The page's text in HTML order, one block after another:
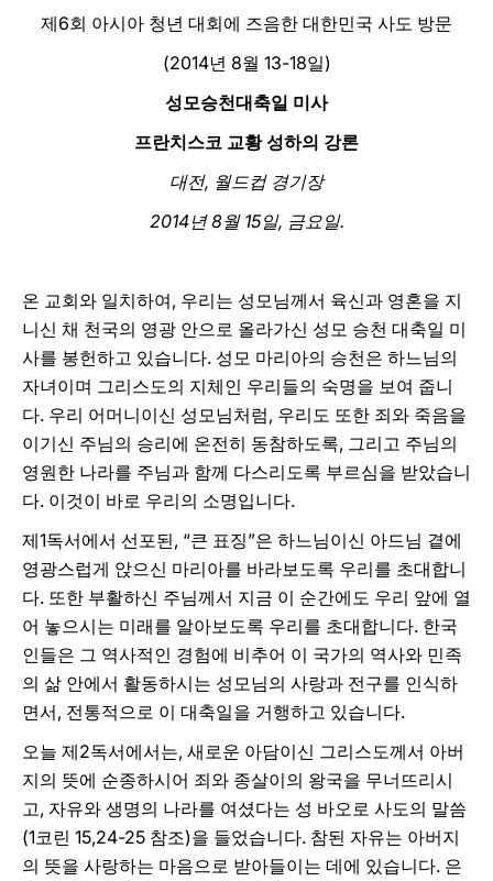
中文
제6회 아시아 청년 대회에 즈음한 대한민국 사도 방문
(2014년 8월 13-18일)
성모승천대축일 미사
프란치스코 교황 성하의 강론
대전, 월드컵 경기장
2014년 8월 15일, 금요일.
온 교회와 일치하여, 우리는 성모님께서 육신과 영혼을 지
니신 채 천국의 영광 안으로 올라가신 성모 승천 대축일 미
사를 봉헌하고 있습니다. 성모 마리아의 승천은 하느님의
자녀이며 그리스도의 지체인 우리들의 숙명을 보여 줍니
다. 우리 어머니이신 성모님처럼, 우리도 또한 죄와 죽음을
이기신 주님의 승리에 온전히 동참하도록, 그리고 주님의
영원한 나라를 주님과 함께 다스리도록 부르심을 받았습니
다. 이것이 바로 우리의 소명입니다.
제1독서에서 선포된, “큰 표징”은 하느님이신 아드님 곁에
영광스럽게 앉으신 마리아를 바라보도록 우리를 초대합니
다. 또한 부활하신 주님께서 지금 이 순간에도 우리 앞에 열
어 놓으시는 미래를 알아보도록 우리를 초대합니다. 한국
인들은 그 역사적인 경험에 비추어 이 국가의 역사와 민족
의 삶 안에서 활동하시는 성모님의 사랑과 전구를 인식하
면서, 전통적으로 이 대축일을 거행하고 있습니다.
오늘 제2독서에서는, 새로운 아담이신 그리스도께서 아버
지의 뜻에 순종하시어 죄와 종살이의 왕국을 무너뜨리시
고, 자유와 생명의 나라를 여셨다는 성 바오로 사도의 말씀
(1코린 15,24-25 참조)을 들었습니다. 참된 자유는 아버지
의 뜻을 사랑하는 마음으로 받아들이는 데에 있습니다. 은